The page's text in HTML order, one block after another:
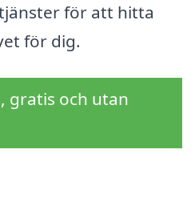
för att hitta
för dig.
gratis och utan